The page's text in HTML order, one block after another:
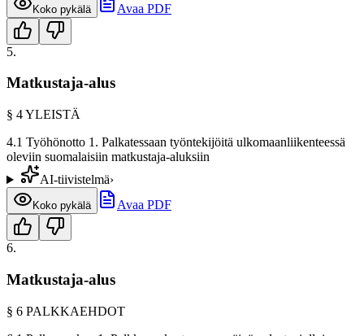
Koko pykälä Avaa PDF
5.
Matkustaja-alus
§ 4YLEISTÄ
4.1 Työhönotto 1. Palkatessaan työntekijöitä ulkomaanliikenteessä
oleviin suomalaisiin matkustaja-aluksiin
AI-tiivistelmä›
Koko pykälä Avaa PDF
6.
Matkustaja-alus
§ 6 PALKKAEHDOT